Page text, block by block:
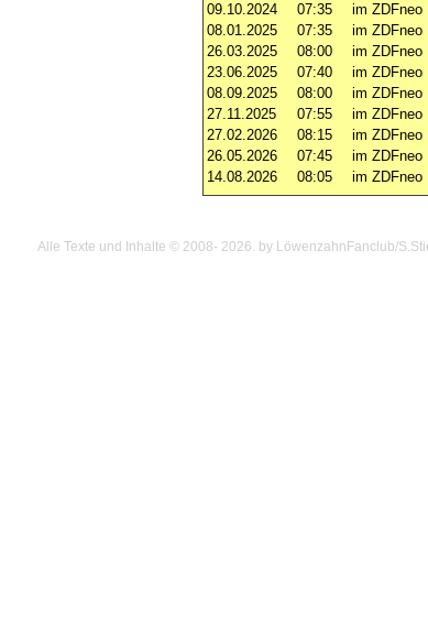
09.10.2024
07:35
im ZDFneo
08.01.2025
07:35
im ZDFneo
26.03.2025
08:00
im ZDFneo
23.06.2025
07:40
im ZDFneo
08.09.2025
08:00
im ZDFneo
27.11.2025
07:55
im ZDFneo
27.02.2026
08:15
im ZDFneo
26.05.2026
07:45
im ZDFneo
14.08.2026
08:05 im ZDFneo
Alle Texte und Inhalte © 2008- 2026.
by LöwenzahnFanclub/